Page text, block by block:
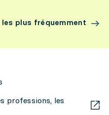
plus fréquemment
professions, les